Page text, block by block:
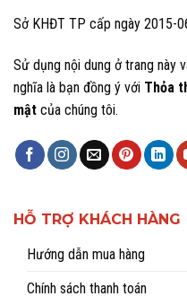
Sở KHĐT TP cấp ngày 2015-
Sử dụng nội dung ở trang này
nghĩa là bạn đồng ý với Thỏa
mật của chúng tôi.
HỖ TRỢ KHÁCH HÀNG
Hướng dẫn mua hàng
Chính sách thanh toán